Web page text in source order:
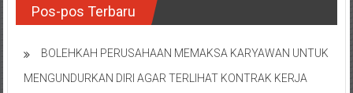
Kalimantan
Timur/
Kalimantan
Samarinda/Jawa
Pos-pos Terbaru
BOLEHKAH PERUSAHAAN MEMAKSA KARYAWAN UNTUK
MENGUNDURKAN DIRI AGAR TERLIHAT KONTRAK KERJA